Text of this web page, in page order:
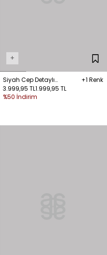
+
Siyah Cep Detaylı
Bağlamalı Kargo
Pantolon
+1 Renk
3.999,95 TL1.999,95 TL
%50 İndirim